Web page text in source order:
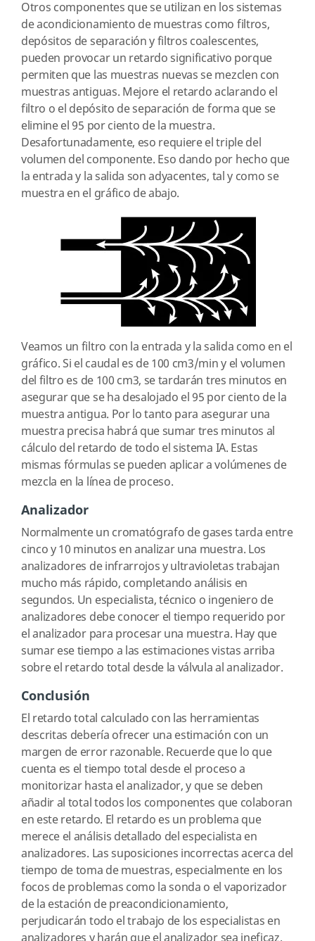
Otros componentes que se utilizan en los sistemas
de acondicionamiento de muestras como filtros,
depósitos de separación y filtros coalescentes,
pueden provocar un retardo significativo porque
permiten que las muestras nuevas se mezclen con
muestras antiguas. Mejore el retardo aclarando el
filtro o el depósito de separación de forma que se
elimine el 95 por ciento de la muestra.
Desafortunadamente, eso requiere el triple del
volumen del componente. Eso dando por hecho que
la entrada y la salida son adyacentes, tal y como se
muestra en el gráfico de abajo.
Veamos un filtro con la entrada y la salida como en el
gráfico. Si el caudal es de 100 cm3/min y el volumen
del filtro es de 100 cm3, se tardarán tres minutos en
asegurar que se ha desalojado el 95 por ciento de la
muestra antigua. Por lo tanto para asegurar una
muestra precisa habrá que sumar tres minutos al
cálculo del retardo de todo el sistema IA. Estas
mismas fórmulas se pueden aplicar a volúmenes de
mezcla en la línea de proceso.
Analizador
Normalmente un cromatógrafo de gases tarda entre
cinco y 10 minutos en analizar una muestra. Los
analizadores de infrarrojos y ultravioletas trabajan
mucho más rápido, completando análisis en
segundos. Un especialista, técnico o ingeniero de
analizadores debe conocer el tiempo requerido por
el analizador para procesar una muestra. Hay que
sumar ese tiempo a las estimaciones vistas arriba
sobre el retardo total desde la válvula al analizador.
Conclusión
El retardo total calculado con las herramientas
descritas debería ofrecer una estimación con un
margen de error razonable. Recuerde que lo que
cuenta es el tiempo total desde el proceso a
monitorizar hasta el analizador, y que se deben
añadir al total todos los componentes que colaboran
en este retardo. El retardo es un problema que
merece el análisis detallado del especialista en
analizadores. Las suposiciones incorrectas acerca del
tiempo de toma de muestras, especialmente en los
focos de problemas como la sonda o el vaporizador
de la estación de preacondicionamiento,
perjudicarán todo el trabajo de los especialistas en